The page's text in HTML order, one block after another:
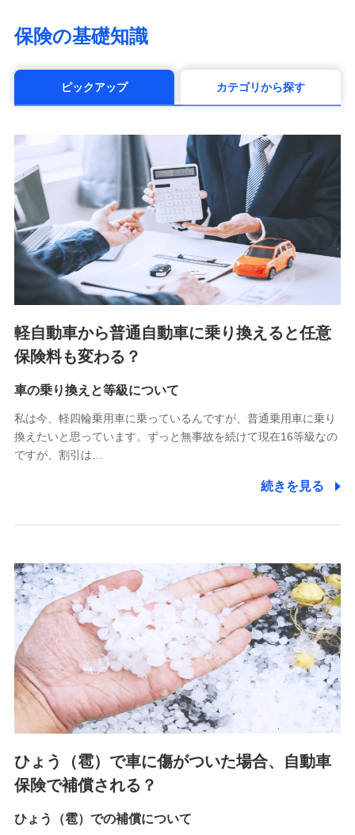
マニュライフ生命保険株式会社
（https://www.manulife.co.jp/）
（https://www.msa-life.co.jp/）
メットライフ生命株式会社(https://www.metlife.co.jp/)
■少額短期保険
株式会社アシロ少額短期保険 (https://kailash.co.jp/)
SBIいきいき少額短期保険会社 (https://www.i-
sedai.com/)
SBIペット少額短期保険株式会社 (https://www.sbipet-
ssi.co.jp/)
SBIリスタ少額短期保険会社
(https://www.jishin.co.jp/)
スマートプラス少額短期保険株式会社
チューリッヒ少額短期保険株式会社
(https://www.zurichssi.co.jp/)
(https://www.tokiomarine-x.co.jp/)
(https://pshoken.co.jp/)
リトルファミリー少額短期保険株式会社
(https://www.littlefamily-ssi.com/)
郵便、電話、およびＥメール等により、当社と取引のあるも
た維持管理等の委託業務遂行のため、またそれらに付帯、関
連する当社および提携会社のサービスを案内、提供するため
（なお、当社は複数の保険会社と取引があり、取得した個人
情報を取引のある他の保険会社の商品・サービスをご提案す
るために利用させていただくことがあります。）
上記に係る連絡・手続き・管理等付帯業務を行うため
3.セミナー募集サイトから取得した個人情報
各種セミナーの案内、開催のため
上記に係る連絡・手続き・管理等付帯業務を行うため
4.家族・友達紹介にて取得した個人情報
被紹介者への連絡、及び当社と取引のあるもしくは委託を受
けている保険会社・提携会社の保険その他に関する情報を提
供し、金融商品等の契約を勧奨するため
アンケートやキャンペーン等の実施のため
保険の基礎知識
ピックアップ カテゴリから探す
軽自動車から普通自動車に乗り換えると任意
保険料も変わる？
車の乗り換えと等級について
私は今、軽四輪乗用車に乗っているんですが、普通乗用車に乗り
換えたいと思っています。ずっと無事故を続けて現在16等級なの
ですが、割引は…
続きを見る
ひょう（雹）で車に傷がついた場合、自動車
保険で補償される？
ひょう（雹）での補償について